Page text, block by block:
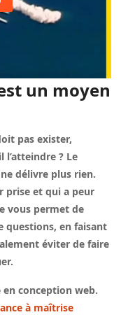
un moyen
pas exister,
? Le
délivre plus rien.
prise et qui a peur
vous permet de
questions, en faisant
éviter de faire
en conception web.
à maîtrise